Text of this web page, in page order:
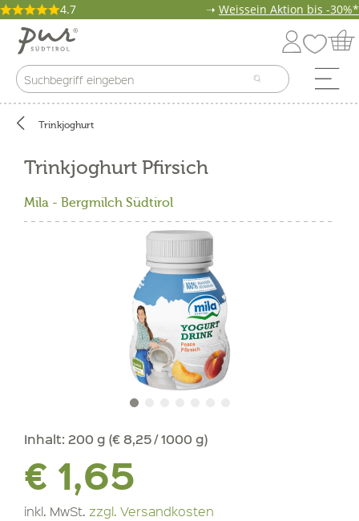
4.7 ➝ Weissein Aktion bis -30%*
Trinkjoghurt
Trinkjoghurt Pfirsich
Mila - Bergmilch Südtirol
Inhalt: 200 g (€ 8,25 / 1000 g)
€ 1,65
inkl. MwSt. zzgl. Versandkosten